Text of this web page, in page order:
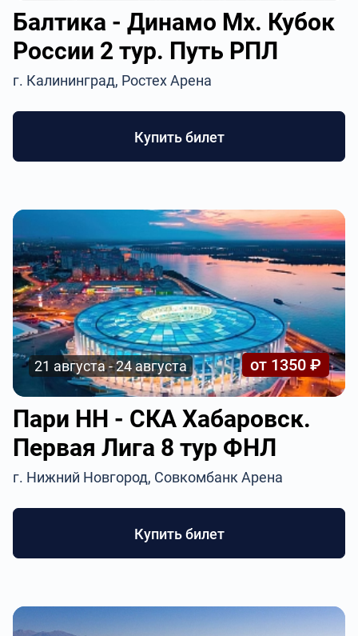
Балтика - Динамо Мх. Кубок
России 2 тур. Путь РПЛ
г. Калининград, Ростех Арена
Купить билет
21 августа - 24 августа от 1350 ₽
Пари НН - СКА Хабаровск.
Первая Лига 8 тур ФНЛ
г. Нижний Новгород, Совкомбанк Арена
Купить билет